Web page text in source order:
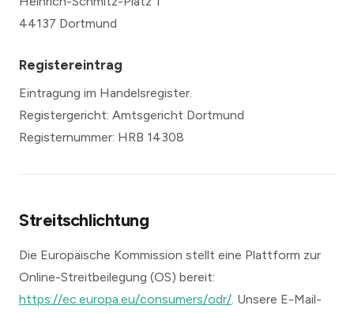
44137 Dortmund
Registereintrag
Eintragung im Handelsregister.
Registergericht: Amtsgericht Dortmund
Registernummer: HRB 14308
Streitschlichtung
Die Europäische Kommission stellt eine Plattform zur
Online-Streitbeilegung (OS) bereit:
https://ec.europa.eu/consumers/odr/. Unsere E-Mail-